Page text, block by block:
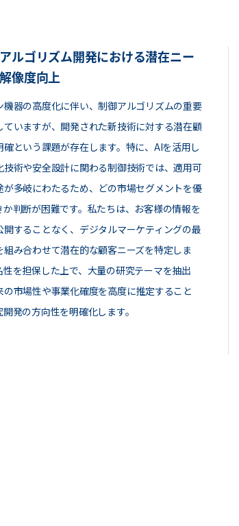
ルゴリズム開発における潜在ニー
像度向上
機器の高度化に伴い、制御アルゴリズムの重要
ていますが、開発された新技術に対する潜在顧
確という課題が存在します。特に、AIを活用し
技術や安全設計に関わる制御技術では、適用可
が多岐にわたるため、どの市場セグメントを優
か判断が困難です。私たちは、お客様の情報を
開することなく、デジタルマーケティングの最
組み合わせて潜在的な顧客ニーズを特定しま
性を担保した上で、大量の研究テーマを抽出
の市場性や事業化確度を高度に推定すること
開発の方向性を明確化します。